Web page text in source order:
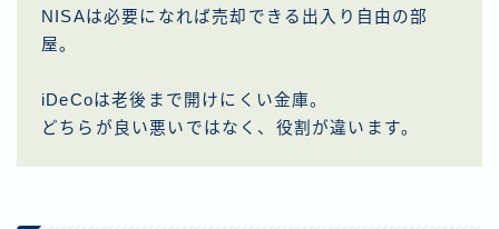
NISAは必要になれば売却できる出入り自由の部
屋。
iDeCoは老後まで開けにくい金庫。
どちらが良い悪いではなく、役割が違います。